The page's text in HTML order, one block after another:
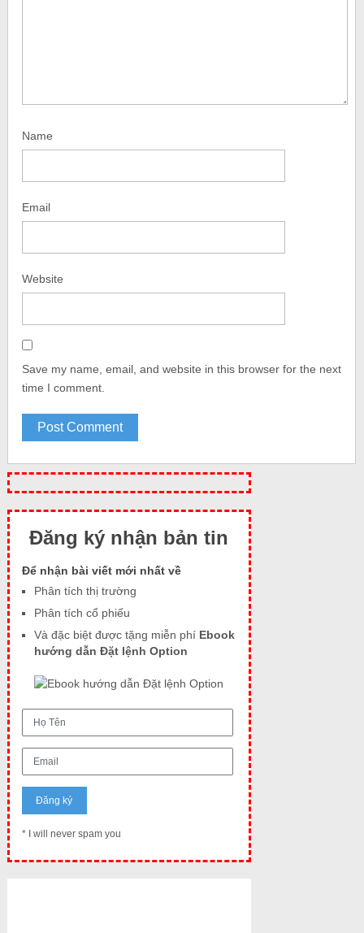
Name
Email
Website
Save my name, email, and website in this browser for the next
time I comment.
Đăng ký nhận bản tin
Để nhận bài viết mới nhất về
Phân tích thị trường
Phân tích cổ phiếu
Và đặc biệt được tặng miễn phí Ebook
hướng dẫn Đặt lệnh Option
* I will never spam you